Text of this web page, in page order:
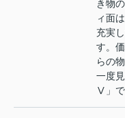
き物
ィ面
充実
す。
らの
一度
Ⅴ」で